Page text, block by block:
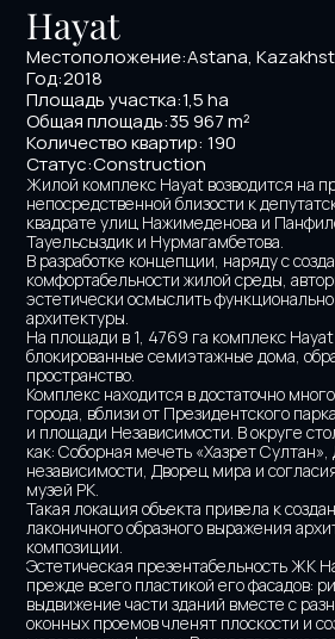
Hayat
Местоположение:Astana,
Год:2018
Площадь участка:1,5 hа
Общая площадь:35 967 m²
Количество квартир: 190
Статус:Construction
Жилой комплекс Hayat возводится на
непосредственной близости к
квадрате улиц Нажимеденова и
Тауельсыздик и Нурмагамбетова.
В разработке концепции, наряду с
комфортабельности жилой среды,
эстетически осмыслить
архитектуры.
На площади в 1, 4769 га комплекс
блокированные семиэтажные дома,
пространство.
Комплекс находится в достаточно
города, вблизи от Президентского
и площади Независимости. В округе
как: Соборная мечеть «Хазрет
независимости, Дворец мира и
музей РК.
Такая локация объекта привела к
лаконичного образного выражения
композиции.
Эстетическая презентабельность ЖК
прежде всего пластикой его фасадов:
выдвижение части зданий вместе с
оконных проемов членят плоскости и